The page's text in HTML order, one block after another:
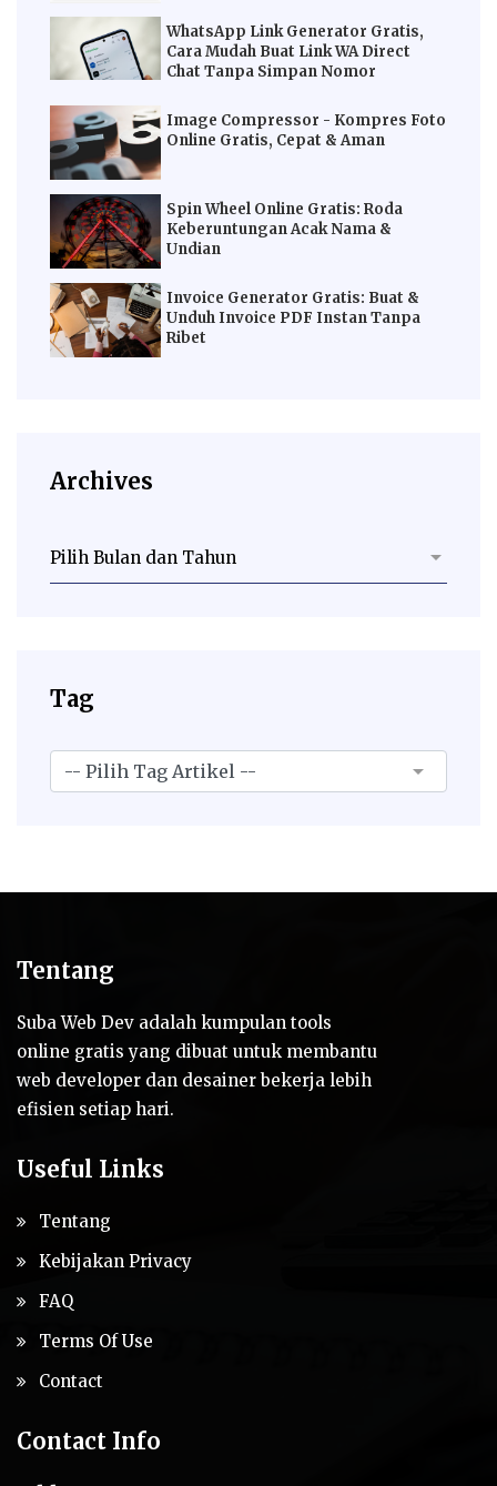
WhatsApp Link Generator Gratis,
Cara Mudah Buat Link WA Direct
Chat Tanpa Simpan Nomor
Image Compressor - Kompres Foto
Online Gratis, Cepat & Aman
Spin Wheel Online Gratis: Roda
Keberuntungan Acak Nama &
Undian
Invoice Generator Gratis: Buat &
Unduh Invoice PDF Instan Tanpa
Ribet
Archives
Tag
Tentang
Suba Web Dev adalah kumpulan tools
online gratis yang dibuat untuk membantu
web developer dan desainer bekerja lebih
efisien setiap hari.
Useful Links
Tentang
Kebijakan Privacy
FAQ
Terms Of Use
Contact
Contact Info